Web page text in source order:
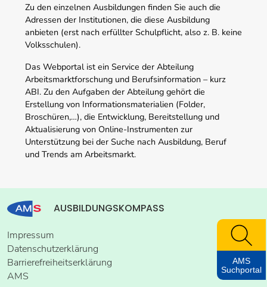
Zu den einzelnen Ausbildungen finden Sie auch die
Adressen der Institutionen, die diese Ausbildung
anbieten (erst nach erfüllter Schulpflicht, also z. B. keine
Volksschulen).
Das Webportal ist ein Service der Abteilung
Arbeitsmarktforschung und Berufsinformation – kurz
ABI. Zu den Aufgaben der Abteilung gehört die
Erstellung von Informationsmaterialien (Folder,
Broschüren,…), die Entwicklung, Bereitstellung und
Aktualisierung von Online-Instrumenten zur
Unterstützung bei der Suche nach Ausbildung, Beruf
und Trends am Arbeitsmarkt.
AUSBILDUNGSKOMPASS
Impressum
Datenschutzerklärung
Barrierefreiheitserklärung
AMS
AMS
Suchportal